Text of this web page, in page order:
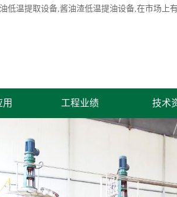
低温提取设备,酱油渣低温提油设备,在市场上
用 工程业绩 技术